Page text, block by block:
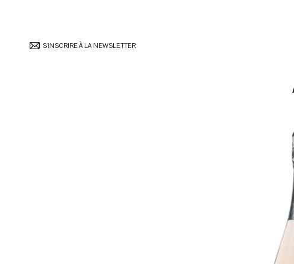
S’INSCRIRE À LA NEWSLETTER